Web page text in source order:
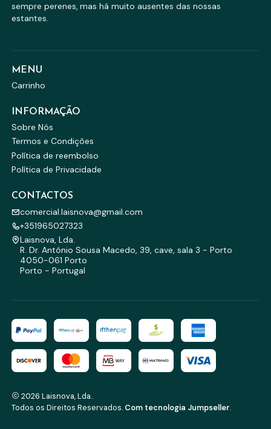
sempre perenes, mas há muito ausentes das nossas
estantes.
MENU
Carrinho
INFORMAÇÃO
Sobre Nós
Termos e Condições
Política de reembolso
Política de Privacidade
CONTACTOS
comercial.laisnova@gmail.com
+351965027323
Laisnova, Lda.
R. Dr. António Sousa Macedo, 39, cave, sala 3 - Porto
4050-061 Porto
Porto - Portugal
2026 Laisnova, Lda..
Todos os Direitos Reservados. Com tecnologia Jumpseller.